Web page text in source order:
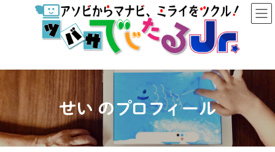
ス
キ
プ
ン
に
動
せい のプロフィール